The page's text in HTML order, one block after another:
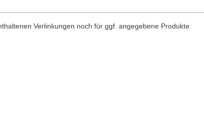
Verlinkungen noch für ggf. angegebene Produkte